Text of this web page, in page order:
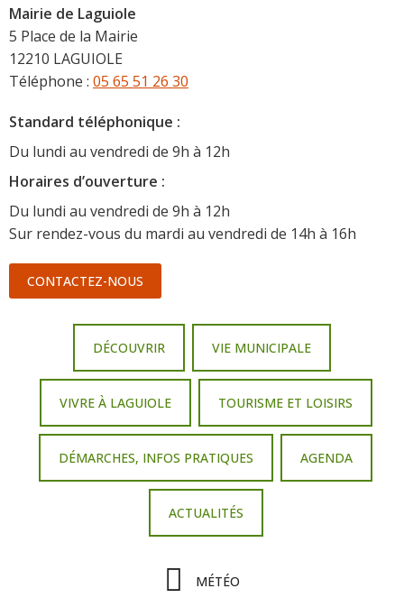
Mairie de Laguiole
5 Place de la Mairie
12210 LAGUIOLE
Téléphone : 05 65 51 26 30
Standard téléphonique :
Du lundi au vendredi de 9h à 12h
Horaires d’ouverture :
Du lundi au vendredi de 9h à 12h
Sur rendez-vous du mardi au vendredi de 14h à 16h
CONTACTEZ-NOUS
DÉCOUVRIR VIE MUNICIPALE
VIVRE À LAGUIOLE TOURISME ET LOISIRS
DÉMARCHES, INFOS PRATIQUES AGENDA
ACTUALITÉS
MÉTÉO